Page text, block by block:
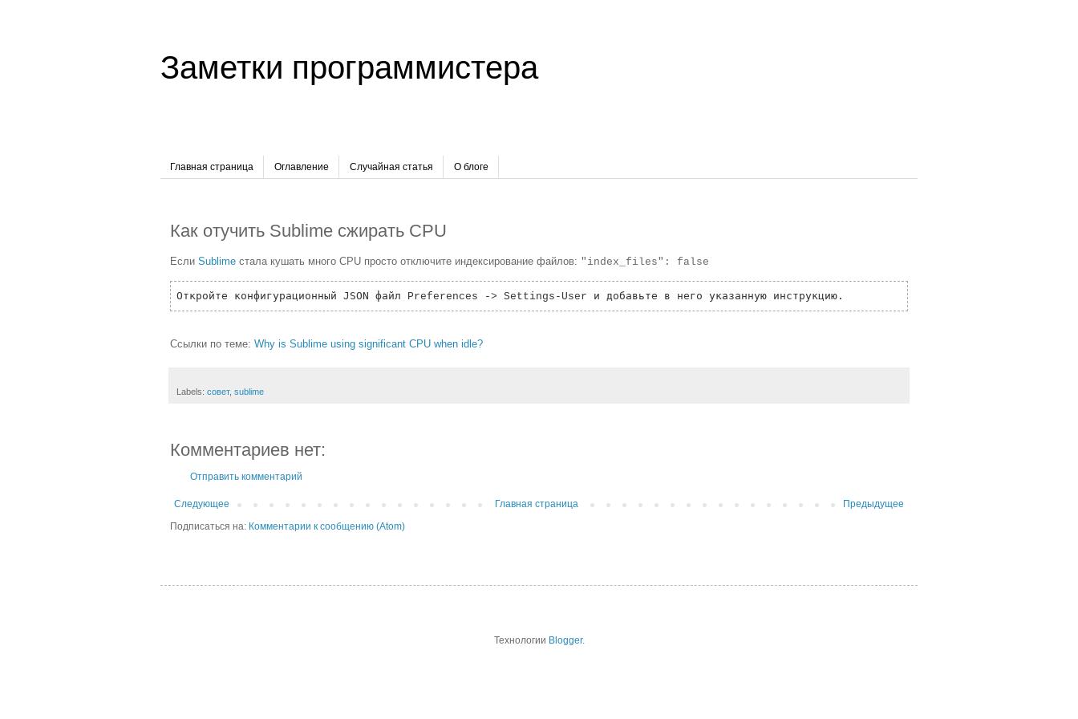
Заметки программистера
Главная страница Оглавление Случайная статья О блоге
Как отучить Sublime сжирать CPU
Если Sublime стала кушать много CPU просто отключите индексирование файлов: "index_files": false
Откройте конфигурационный JSON файл Preferences -> Settings-User и добавьте в него указанную инструкцию.
Ссылки по теме: Why is Sublime using significant CPU when idle?
Labels: совет, sublime
Комментариев нет:
Отправить комментарий
Следующее Предыдущее
Главная страница
Подписаться на: Комментарии к сообщению (Atom)
Технологии Blogger.